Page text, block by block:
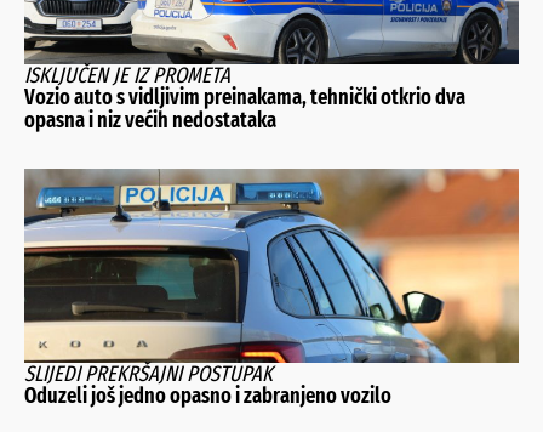
ISKLJUČEN JE IZ PROMETA
Vozio auto s vidljivim preinakama, tehnički otkrio dva
opasna i niz većih nedostataka
SLIJEDI PREKRŠAJNI POSTUPAK
Oduzeli još jedno opasno i zabranjeno vozilo